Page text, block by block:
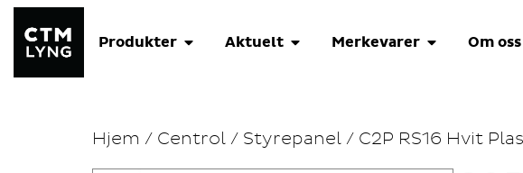
Produkter Aktuelt Merkevarer Om oss
Hjem / Centrol / Styrepanel / C2P RS16 Hvit